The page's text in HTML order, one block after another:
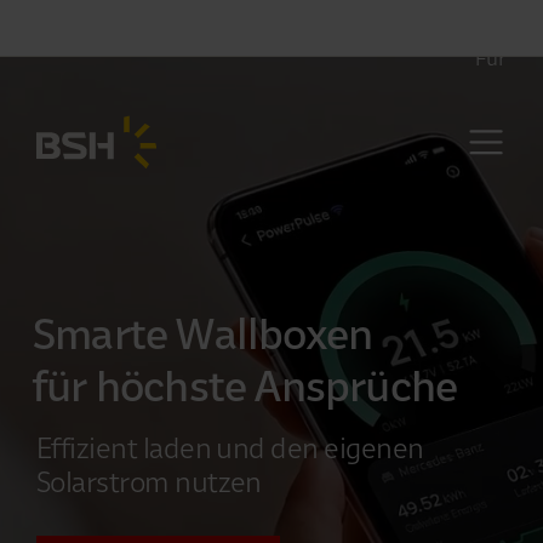
Für
Smarte Wallboxen
für höchste Ansprüche
Effizient laden und den eigenen
Solarstrom nutzen